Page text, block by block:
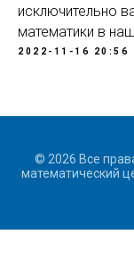
исключительно
математики в
2022-11-16 20:56
© 2026 Все
математический